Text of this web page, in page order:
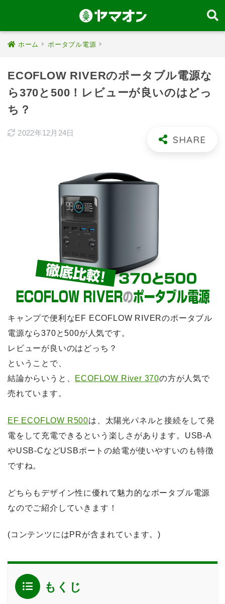
ホーム ポータブル電源
ECOFLOW RIVERのポータブル電源な
ら370と500！レビューが良いのはどっ
ち？
2022年12月24日
キャンプで便利なEF ECOFLOW RIVERのポータブル
電源なら370と500が人気です。
レビューが良いのはどっち？
ということで、
結論からいうと、 ECOFLOW River 370の方が人気で
売れています。
EF ECOFLOW R500は、太陽光パネルと接続をして発
電をして充電できるという楽しさがあります。USB-A
やUSB-CなどUSBポートの給電が使いやすいのも特徴
ですね。
どちらもデザイン性に優れて魅力的なポータブル電源
なのでご紹介していきます！
(コンテンツにはPRが含まれています。)
もくじ